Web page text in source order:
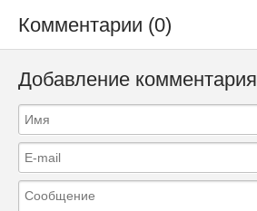
Комментарии (0)
Добавление комментария